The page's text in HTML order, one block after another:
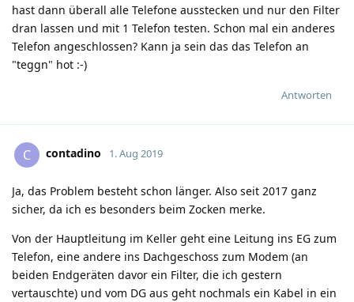
hast dann überall alle Telefone ausstecken und nur den Filter
dran lassen und mit 1 Telefon testen. Schon mal ein anderes
Telefon angeschlossen? Kann ja sein das das Telefon an
"teggn" hot :-)
Antworten
C contadino 1. Aug 2019
Ja, das Problem besteht schon länger. Also seit 2017 ganz
sicher, da ich es besonders beim Zocken merke.
Von der Hauptleitung im Keller geht eine Leitung ins EG zum
Telefon, eine andere ins Dachgeschoss zum Modem (an
beiden Endgeräten davor ein Filter, die ich gestern
vertauschte) und vom DG aus geht nochmals ein Kabel in ein